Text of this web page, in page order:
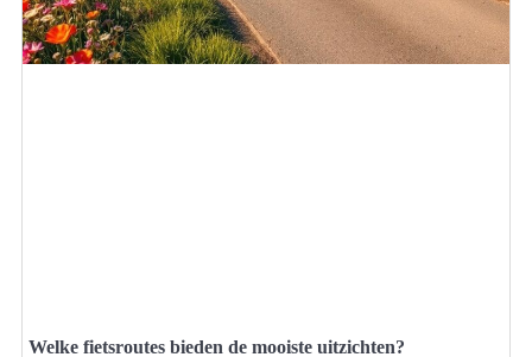
Welke fietsroutes bieden de mooiste uitzichten?